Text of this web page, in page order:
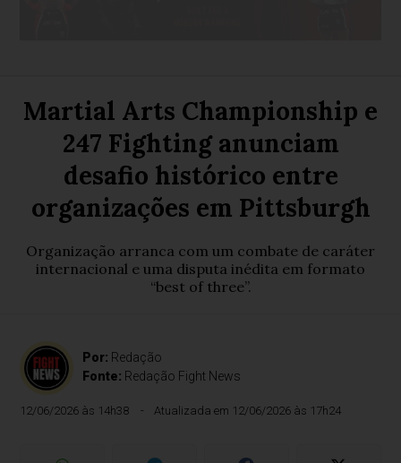
Martial Arts Championship e
247 Fighting anunciam
desafio histórico entre
organizações em Pittsburgh
Organização arranca com um combate de caráter
internacional e uma disputa inédita em formato
“best of three”.
Por: Redação
Fonte: Redação Fight News
12/06/2026 às 14h38 Atualizada em 12/06/2026 às 17h24